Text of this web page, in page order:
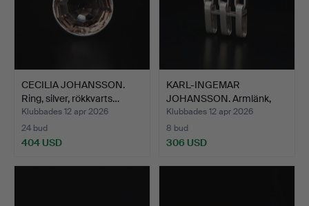
CECILIA JOHANSSON.
Ring, silver, rökkvarts…
Klubbades 12 apr 2026
24 bud
404 USD
KARL-INGEMAR
JOHANSSON. Armlänk,
silver, G…
Klubbades 12 apr 2026
8 bud
306 USD